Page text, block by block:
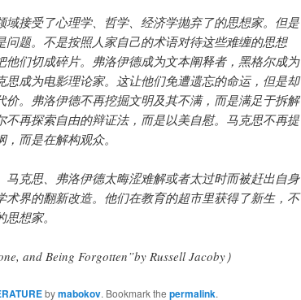
接受了心理学、哲学、经济学抛弃了的思想家。但是
问题。不是按照人家自己的术语对待这些难缠的思想
他们切成碎片。弗洛伊德成为文本阐释者，黑格尔成为
思成为电影理论家。这让他们免遭遗忘的命运，但是却
价。弗洛伊德不再挖掘文明及其不满，而是满足于拆解
不再探索自由的辩证法，而是以美自慰。马克思不再提
而是在解构观众。
克思、弗洛伊德太晦涩难解或者太过时而被赶出自身
术界的翻新改造。他们在教育的超市里获得了新生，不
想家。
and Being Forgotten”by Russell Jacoby）
bymabokov. Bookmark the permalink.